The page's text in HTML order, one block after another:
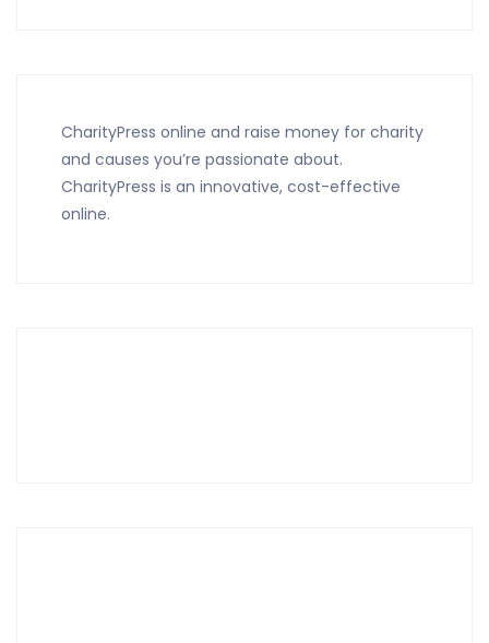
CharityPress online and raise money for charity
and causes you’re passionate about.
CharityPress is an innovative, cost-effective
online.